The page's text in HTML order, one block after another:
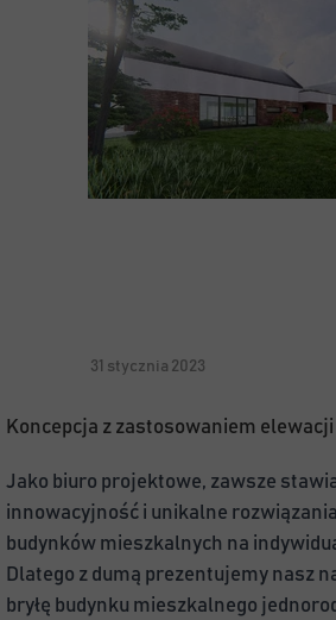
31 stycznia 2023
Koncepcja z zastosowaniem elewacji
Jako biuro projektowe, zawsze
innowacyjność i unikalne
budynków mieszkalnych na
Dlatego z dumą prezentujemy nasz
bryłę budynku mieszkalnego